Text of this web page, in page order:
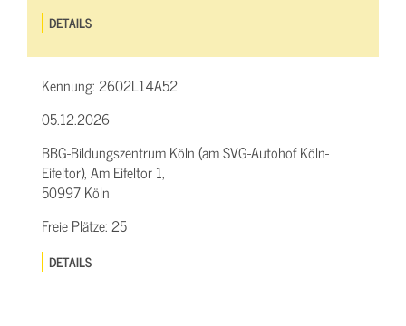
DETAILS
Kennung:2602L14A52
05.12.2026
BBG-Bildungszentrum Köln (am SVG-Autohof Köln-
Eifeltor), Am Eifeltor 1,
50997 Köln
Freie Plätze:25
DETAILS